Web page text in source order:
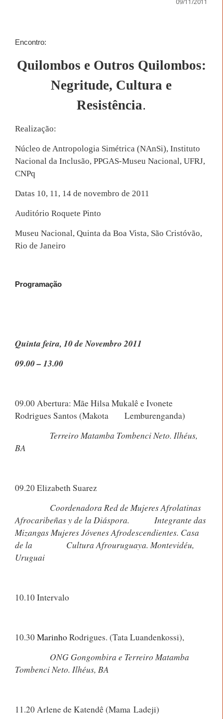
Encontro:
Quilombos e Outros Quilombos:
Negritude, Cultura e
Resistência.
Realização:
Núcleo de Antropologia Simétrica (NAnSi), Instituto
Nacional da Inclusão, PPGAS-Museu Nacional, UFRJ,
CNPq
Datas 10, 11, 14 de novembro de 2011
Auditório Roquete Pinto
Museu Nacional, Quinta da Boa Vista, São Cristóvão,
Rio de Janeiro
Programação
Quinta feira, 10 de Novembro 2011
09.00 – 13.00
09.00 Abertura: Mãe Hilsa Mukalê eIvonete
Rodrigues Santos (Makota
Lemburenganda)
Terreiro Matamba Tombenci Neto. Ilhéus,
BA
09.20 Elizabeth Suarez
Coordenadora Red de Mujeres Afrolatinas
Afrocaribeñas y de la Diáspora.
Integrante das
Mizangas Mujeres Jóvenes Afrodescendientes. Casa
de la
Cultura Afrouruguaya. Montevidéu,
Uruguai
10.10 Intervalo
10.30Marinho Rodrigues. (Tata Luandenkossi),
ONG Gongombira e Terreiro Matamba
Tombenci Neto. Ilhéus, BA
11.20 Arlene de Katendê (Mama Ladeji)